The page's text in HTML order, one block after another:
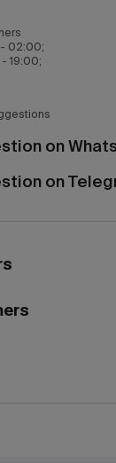
02:00;
19:00;
on
on